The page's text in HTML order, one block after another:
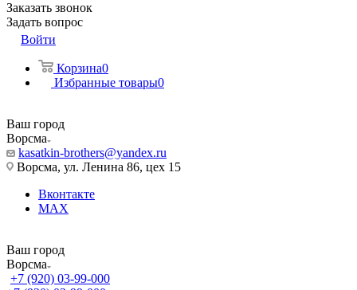
Заказать звонок
Задать вопрос
Войти
Корзина0
Избранные товары0
Ваш город
Ворсма
kasatkin-brothers@yandex.ru
Ворсма, ул. Ленина 86, цех 15
Вконтакте
MAX
Ваш город
Ворсма
+7 (920) 03-99-000